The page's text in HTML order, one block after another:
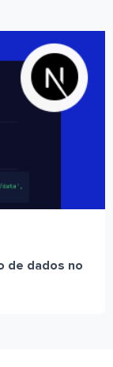
de dados no